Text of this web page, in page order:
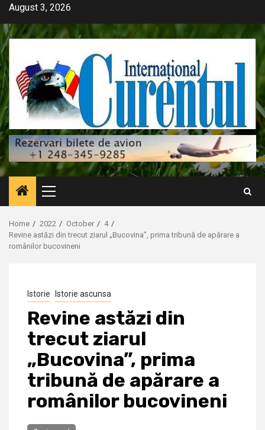
Skip
content
August 3, 2026
Primary
Menu
Home 2022 October
4
Revine astăzi din trecut ziarul „Bucovina”, prima tribună de apărare a
românilor bucovineni
Istorie Istorie ascunsa
Revine astăzi din
trecut ziarul
„Bucovina”, prima
tribună de apărare a
românilor bucovineni